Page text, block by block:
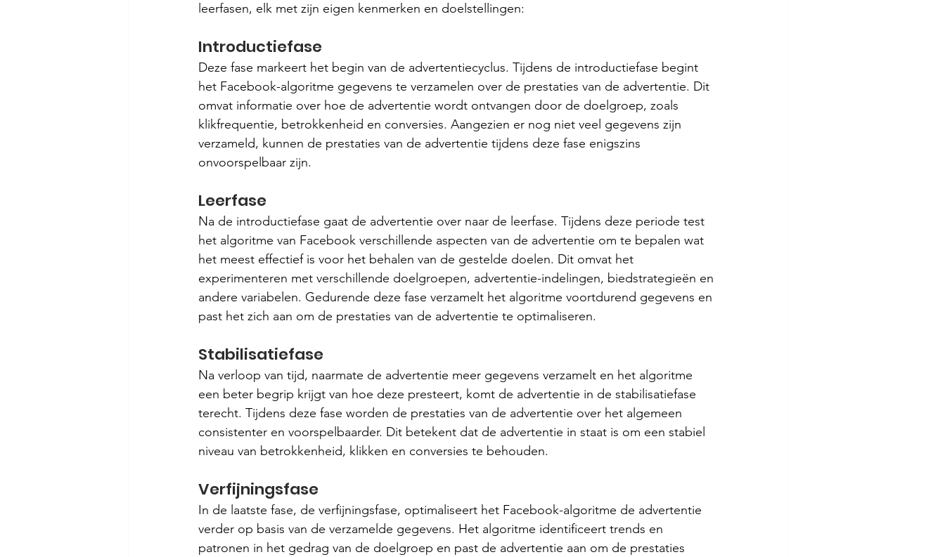
leerfasen, elk met zijn eigen kenmerken en doelstellingen:
Introductiefase
Deze fase markeert het begin van de advertentiecyclus. Tijdens de introductiefase begint
het Facebook-algoritme gegevens te verzamelen over de prestaties van de advertentie. Dit
omvat informatie over hoe de advertentie wordt ontvangen door de doelgroep, zoals
klikfrequentie, betrokkenheid en conversies. Aangezien er nog niet veel gegevens zijn
verzameld, kunnen de prestaties van de advertentie tijdens deze fase enigszins
onvoorspelbaar zijn.
Leerfase
Na de introductiefase gaat de advertentie over naar de leerfase. Tijdens deze periode test
het algoritme van Facebook verschillende aspecten van de advertentie om te bepalen wat
het meest effectief is voor het behalen van de gestelde doelen. Dit omvat het
experimenteren met verschillende doelgroepen, advertentie-indelingen, biedstrategieën en
andere variabelen. Gedurende deze fase verzamelt het algoritme voortdurend gegevens en
past het zich aan om de prestaties van de advertentie te optimaliseren.
Stabilisatiefase
Na verloop van tijd, naarmate de advertentie meer gegevens verzamelt en het algoritme
een beter begrip krijgt van hoe deze presteert, komt de advertentie in de stabilisatiefase
terecht. Tijdens deze fase worden de prestaties van de advertentie over het algemeen
consistenter en voorspelbaarder. Dit betekent dat de advertentie in staat is om een ​​stabiel
niveau van betrokkenheid, klikken en conversies te behouden.
Verfijningsfase
In de laatste fase, de verfijningsfase, optimaliseert het Facebook-algoritme de advertentie
verder op basis van de verzamelde gegevens. Het algoritme identificeert trends en
patronen in het gedrag van de doelgroep en past de advertentie aan om de prestaties